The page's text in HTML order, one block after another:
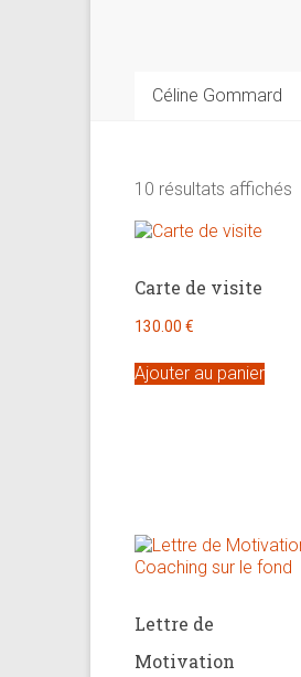
praticienne
Céline Gommard
10 résultats affichés
Carte de visite
130.00 €
Ajouter au panier
Lettre de
Motivation